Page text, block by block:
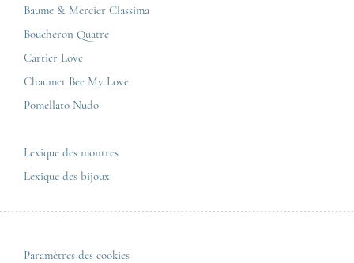
Politique de confidentialité
Plan du site
Nous contacter
Corner Maty Besançon Kennedy
Baume & Mercier Classima
Boucheron Quatre
Cartier Love
Chaumet Bee My Love
Pomellato Nudo
Lexique des montres
Lexique des bijoux
Paramètres des cookies